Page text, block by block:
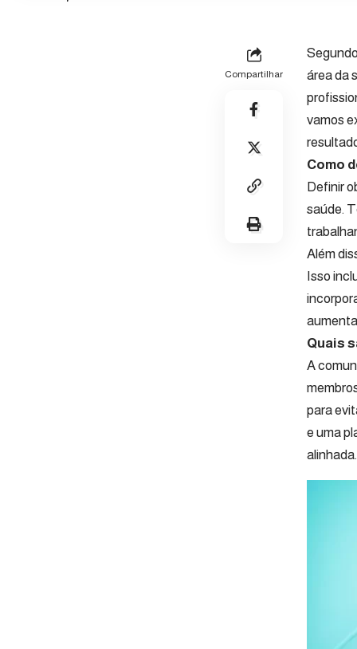
Compartilhar
área da
vamos
Como
Definir
saúde.
Além
Isso
Quais
A
para
e uma
alinhada.